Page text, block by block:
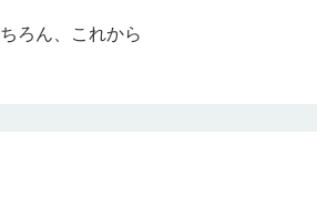
ろん、これから